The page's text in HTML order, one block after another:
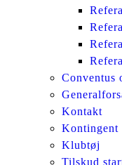
Conventus
Kontakt
Kontingent
Klubtøj
Tilskud